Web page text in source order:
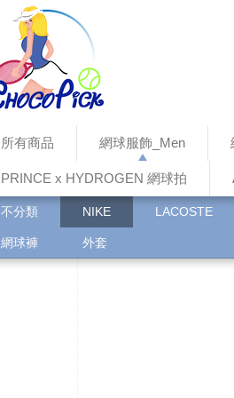
所有商品 網球服飾_Men
PRINCE x HYDROGEN 網球拍
不分類 NIKE LACOSTE
網球褲 外套